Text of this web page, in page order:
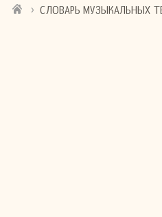
› СЛОВАРЬ МУЗЫКАЛЬНЫХ